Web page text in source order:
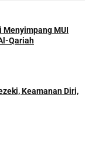
Menyimpang MUI
Qariah
Keamanan Diri,